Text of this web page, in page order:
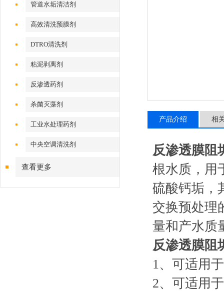
管道水垢清洁剂
高效清洗预膜剂
DTRO清洗剂
粘泥剥离剂
反渗透药剂
杀菌灭藻剂
工业水处理药剂
中央空调清洗剂
查看更多
产品介绍 相
反渗透膜阻
根水质，用
硫酸钙垢，
交换预处理
量和产水质
反渗透膜阻
1、可适用
2、可适用